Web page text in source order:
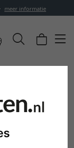
meer informatie